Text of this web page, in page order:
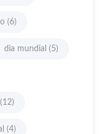
(6)
dia mundial (5)
(12)
(4)